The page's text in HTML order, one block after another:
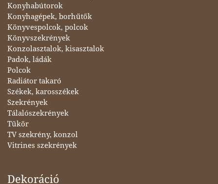
Konyhabútorok
Konyhagépek, borhűtők
Könyvespolcok, polcok
Könyvszekrények
Konzolasztalok, kisasztalok
Padok, ládák
Polcok
Radiátor takaró
Székek, karosszékek
Szekrények
Tálalószekrények
Tükör
TV szekrény, konzol
Vitrines szekrények
Dekoráció